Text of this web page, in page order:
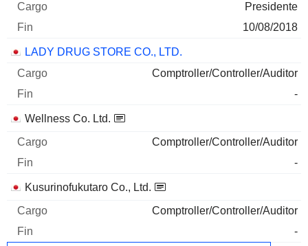
Presidente
10/08/2018
LADY DRUG STORE CO., LTD.
Comptroller/Controller/Auditor
-
Wellness Co. Ltd.
Comptroller/Controller/Auditor
-
Kusurinofukutaro Co., Ltd.
Comptroller/Controller/Auditor
-